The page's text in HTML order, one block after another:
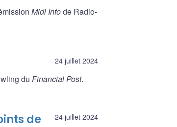
Midi Infode Radio-
24 juillet 2024
du Financial Post.
24 juillet 2024
de